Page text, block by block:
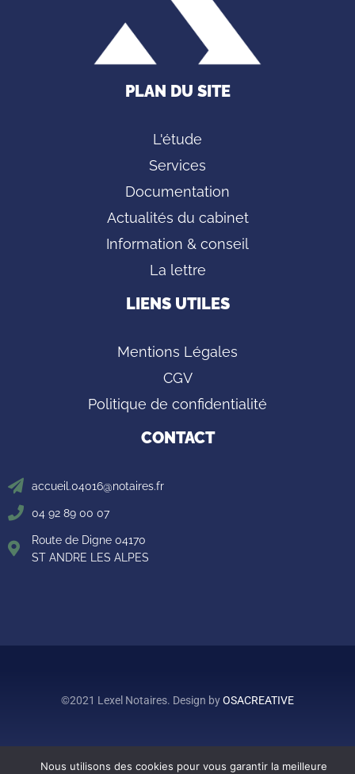
PLAN DU SITE
L'étude
Services
Documentation
Actualités du cabinet
Information & conseil
La lettre
LIENS UTILES
Mentions Légales
CGV
Politique de confidentialité
CONTACT
accueil.04016@notaires.fr
04 92 89 00 07
Route de Digne 04170
ST ANDRE LES ALPES
©2021 Lexel Notaires. Design byOSACREATIVE
Nous utilisons des cookies pour vous garantir la meilleure